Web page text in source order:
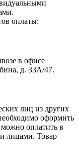
оплаты:
в офисе
д. 33А/47.
лиц из других
оформить
можно оплатить в
лицами. Товар